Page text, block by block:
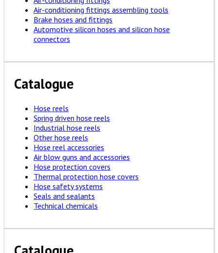
Air-conditioning fittings assembling tools
Brake hoses and fittings
Automotive silicon hoses and silicon hose
connectors
Catalogue
Hose reels
Spring driven hose reels
Industrial hose reels
Other hose reels
Hose reel accessories
Air blow guns and accessories
Hose protection covers
Thermal protection hose covers
Hose safety systems
Seals and sealants
Technical chemicals